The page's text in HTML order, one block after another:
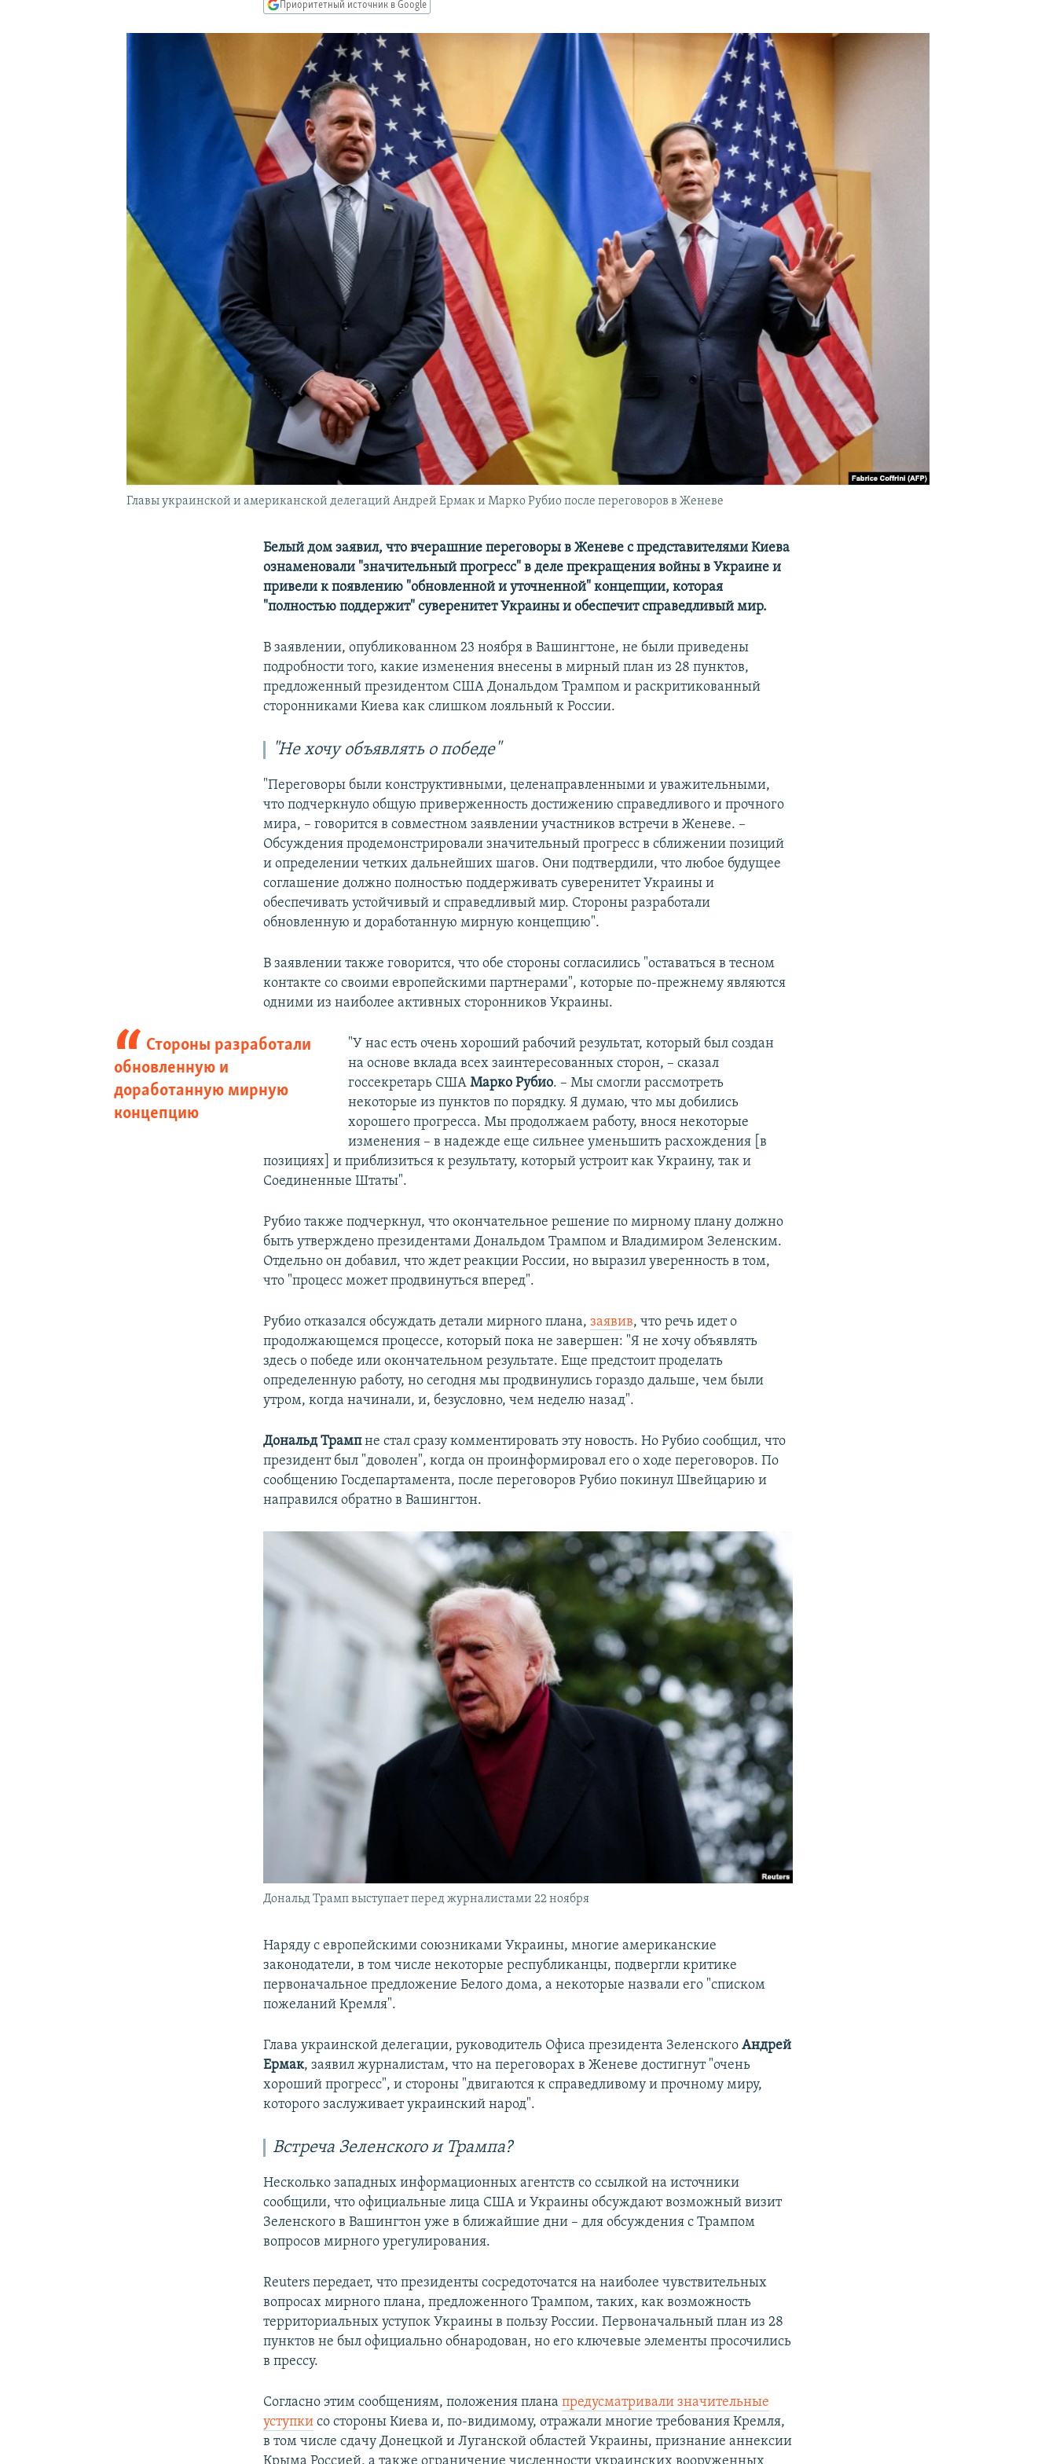
ПОДПИШИТЕСЬ НА РАССЫЛКУ
Приоритетный источник в Google
Главы украинской и американской делегаций Андрей Ермак и Марко Рубио после переговоров в Женеве
Белый дом заявил, что вчерашние переговоры в Женеве с представителями Киева
ознаменовали "значительный прогресс" в деле прекращения войны в Украине и
привели к появлению "обновленной и уточненной" концепции, которая
"полностью поддержит" суверенитет Украины и обеспечит справедливый мир.
В заявлении, опубликованном 23 ноября в Вашингтоне, не были приведены
подробности того, какие изменения внесены в мирный план из 28 пунктов,
предложенный президентом США Дональдом Трампом и раскритикованный
сторонниками Киева как слишком лояльный к России.
"Не хочу объявлять о победе"
"Переговоры были конструктивными, целенаправленными и уважительными,
что подчеркнуло общую приверженность достижению справедливого и прочного
мира, – говорится в совместном заявлении участников встречи в Женеве. –
Обсуждения продемонстрировали значительный прогресс в сближении позиций
и определении четких дальнейших шагов. Они подтвердили, что любое будущее
соглашение должно полностью поддерживать суверенитет Украины и
обеспечивать устойчивый и справедливый мир. Стороны разработали
обновленную и доработанную мирную концепцию".
В заявлении также говорится, что обе стороны согласились "оставаться в тесном
контакте со своими европейскими партнерами", которые по-прежнему являются
одними из наиболее активных сторонников Украины.
Стороны разработали
обновленную и
доработанную мирную
концепцию
"У нас есть очень хороший рабочий результат, который был создан
на основе вклада всех заинтересованных сторон, – сказал
госсекретарь США Марко Рубио. – Мы смогли рассмотреть
некоторые из пунктов по порядку. Я думаю, что мы добились
хорошего прогресса. Мы продолжаем работу, внося некоторые
изменения – в надежде еще сильнее уменьшить расхождения [в
позициях] и приблизиться к результату, который устроит как Украину, так и
Соединенные Штаты".
Рубио также подчеркнул, что окончательное решение по мирному плану должно
быть утверждено президентами Дональдом Трампом и Владимиром Зеленским.
Отдельно он добавил, что ждет реакции России, но выразил уверенность в том,
что "процесс может продвинуться вперед".
Рубио отказался обсуждать детали мирного плана,заявив, что речь идет о
продолжающемся процессе, который пока не завершен: "Я не хочу объявлять
здесь о победе или окончательном результате. Еще предстоит проделать
определенную работу, но сегодня мы продвинулись гораздо дальше, чем были
утром, когда начинали, и, безусловно, чем неделю назад".
Дональд Трампне стал сразу комментировать эту новость. Но Рубио сообщил, что
президент был "доволен", когда он проинформировал его о ходе переговоров. По
сообщению Госдепартамента, после переговоров Рубио покинул Швейцарию и
направился обратно в Вашингтон.
Дональд Трамп выступает перед журналистами 22 ноября
Наряду с европейскими союзниками Украины, многие американские
законодатели, в том числе некоторые республиканцы, подвергли критике
первоначальное предложение Белого дома, а некоторые назвали его "списком
пожеланий Кремля".
Глава украинской делегации, руководитель Офиса президента ЗеленскогоАндрей
Ермак, заявил журналистам, что на переговорах в Женеве достигнут "очень
хороший прогресс", и стороны "двигаются к справедливому и прочному миру,
которого заслуживает украинский народ".
Встреча Зеленского и Трампа?
Несколько западных информационных агентств со ссылкой на источники
сообщили, что официальные лица США и Украины обсуждают возможный визит
Зеленского в Вашингтон уже в ближайшие дни – для обсуждения с Трампом
вопросов мирного урегулирования.
Reuters передает, что президенты сосредоточатся на наиболее чувствительных
вопросах мирного плана, предложенного Трампом, таких, как возможность
территориальных уступок Украины в пользу России. Первоначальный план из 28
пунктов не был официально обнародован, но его ключевые элементы просочились
в прессу.
Согласно этим сообщениям, положения планапредусматривали значительные
уступки со стороны Киева и, по-видимому, отражали многие требования Кремля,
в том числе сдачу Донецкой и Луганской областей Украины, признание аннексии